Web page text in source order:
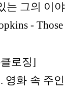
는 그의 이
- Those
로징]
영화 속 주